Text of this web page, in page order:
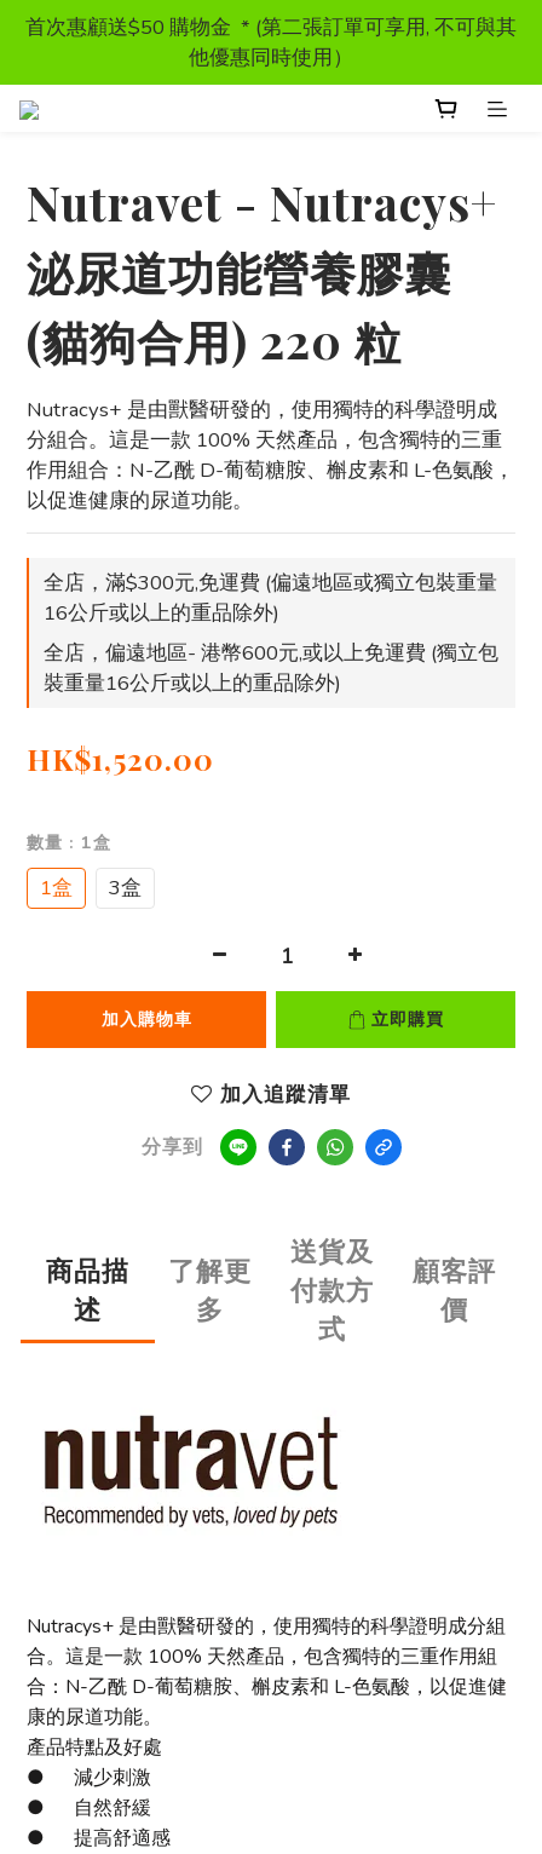
首次惠顧送$50 購物金  * (第二張訂單可享用, 不可與其
他優惠同時使用）
首次惠顧送$50 購物金  * (第二張訂單可享用, 不可與其
他優惠同時使用）
訂單滿HKD300 以上可享香港免運費
首次惠顧送$50 購物金  * (第二張訂單可享用, 不可與其
Nutravet - Nutracys+
泌尿道功能營養膠囊
(貓狗合用) 220 粒
Nutracys+ 是由獸醫研發的，使用獨特的科學證明成
分組合。這是一款 100% 天然產品，包含獨特的三重
作用組合：N-乙酰 D-葡萄糖胺、槲皮素和 L-色氨酸，
以促進健康的尿道功能。
全店，滿$300元,免運費 (偏遠地區或獨立包裝重量
16公斤或以上的重品除外)
全店，偏遠地區- 港幣600元,或以上免運費 (獨立包
裝重量16公斤或以上的重品除外)
HK$1,520.00
數量 : 1盒
1盒 3盒
加入購物車 立即購買
加入追蹤清單
分享到
商品描
述
了解更
多
送貨及
付款方
式
顧客評
價
Nutracys+ 是由獸醫研發的，使用獨特的科學證明成分組
合。這是一款 100% 天然產品，包含獨特的三重作用組
合：N-乙酰 D-葡萄糖胺、槲皮素和 L-色氨酸，以促進健
康的尿道功能。
產品特點及好處
● 減少刺激
● 自然舒緩
● 提高舒適感